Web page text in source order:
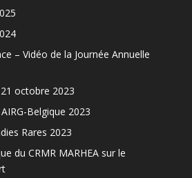
– Vidéo de la Journée Annuelle
21 octobre 2023
Belgique 2023
Rares 2023
du CRMR MARHEA sur le